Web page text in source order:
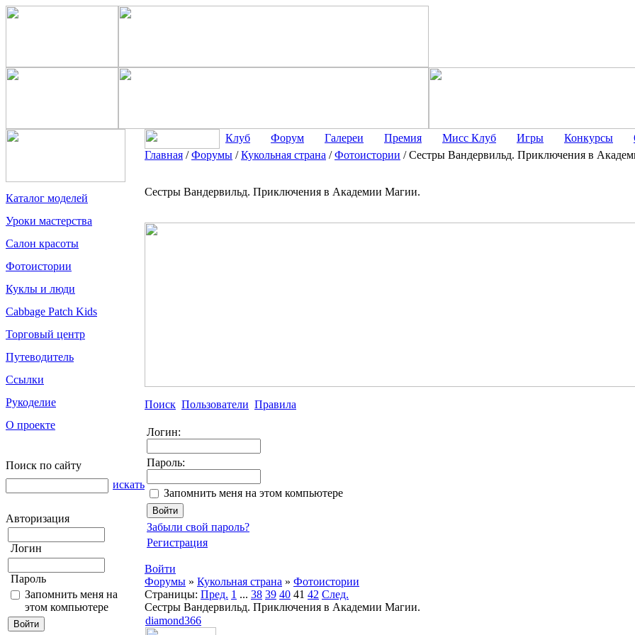
Каталог моделей
Уроки мастерства
Салон красоты
Фотоистории
Куклы и люди
Cabbage Patch Kids
Торговый центр
Путеводитель
Ссылки
Рукоделие
О проекте
Поиск по сайту
искать
Авторизация
Логин
Пароль
Запомнить меня на
этом компьютере
Клуб Форум Галереи Премия Мисс Клуб Игры Конкурсы
Главная /Форумы /Кукольная страна /Фотоистории /Сестры Вандервильд. Приключения в
Сестры Вандервильд. Приключения в Академии Магии.
Поиск Пользователи Правила
Логин:
Пароль:
Запомнить меня на этом компьютере
Забыли свой пароль?
Регистрация
Войти
Форумы » Кукольная страна » Фотоистории
Страницы: Пред. 1 ... 38 39 40 41 42 След.
Сестры Вандервильд. Приключения в Академии Магии.
diamond366